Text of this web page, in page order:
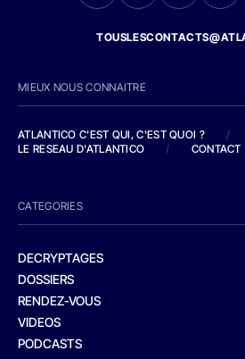
MIEUX NOUS CONNAITRE
ATLANTICO C'EST QUI, C'EST QUOI ?
/
LE RESEAU D'ATLANTICO
/ CONTACT
CATEGORIES
DECRYPTAGES
DOSSIERS
RENDEZ-VOUS
VIDEOS
PODCASTS